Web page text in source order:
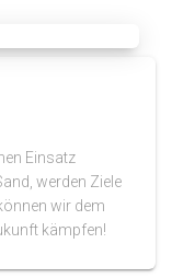
Einsatz
werden Ziele
wir dem
kämpfen!